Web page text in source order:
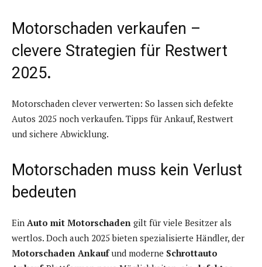
Motorschaden verkaufen –
clevere Strategien für Restwert
2025.
Motorschaden clever verwerten: So lassen sich defekte
Autos 2025 noch verkaufen. Tipps für Ankauf, Restwert
und sichere Abwicklung.
Motorschaden muss kein Verlust
bedeuten
Ein Auto mit Motorschaden gilt für viele Besitzer als
wertlos. Doch auch 2025 bieten spezialisierte Händler, der
Motorschaden Ankaufund moderne Schrottauto